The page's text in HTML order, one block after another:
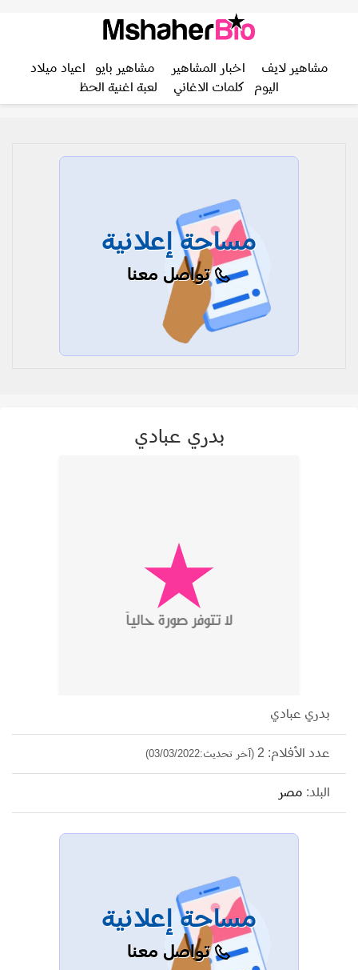
مشاهير لايف اخبار المشاهير مشاهير بايو
اعياد ميلاد
اليوم
كلمات الاغاني لعبة اغنية الحظ
مساحة إعلانية
تواصل معنا
بدري عبادي
بدري عبادي
عدد الأفلام: 2 (آخر تحديث:03/03/2022)
البلد: مصر
مساحة إعلانية
تواصل معنا